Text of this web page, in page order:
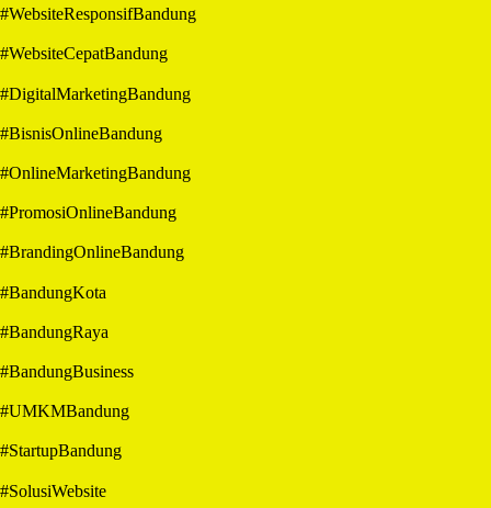
#WebsiteResponsifBandung
#WebsiteCepatBandung
#DigitalMarketingBandung
#BisnisOnlineBandung
#OnlineMarketingBandung
#PromosiOnlineBandung
#BrandingOnlineBandung
#BandungKota
#BandungRaya
#BandungBusiness
#UMKMBandung
#StartupBandung
#SolusiWebsite